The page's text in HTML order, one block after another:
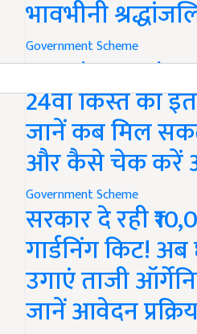
भावभीनी
Government Scheme
PM Kisan
24वीं किस्त का
जानें कब मिल
और कैसे चेक करें
Government Scheme
सरकार दे रही
गार्डनिंग किट!
उगाएं ताजी
जानें आवेदन